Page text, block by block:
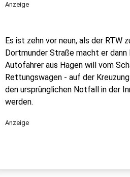
Anzeige
Es ist zehn vor neun, als der RTW
Dortmunder Straße macht er
Autofahrer aus Hagen will vom
Rettungswagen - auf der
den ursprünglichen Notfall in der
werden.
Anzeige